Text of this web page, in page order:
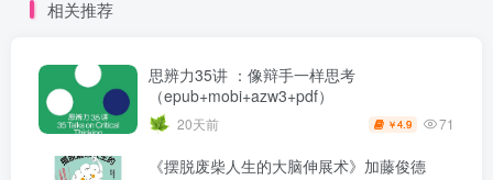
相关推荐
思辨力35讲 ：像辩手一样思考
（epub+mobi+azw3+pdf）
20天前 ￥4.9 71
《摆脱废柴人生的大脑伸展术》加藤俊德